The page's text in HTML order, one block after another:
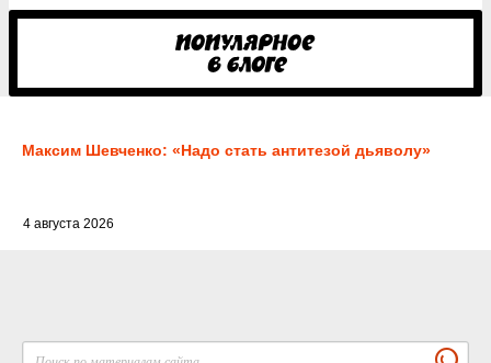
Максим Шевченко: «Надо стать антитезой дьяволу»
4 августа 2026